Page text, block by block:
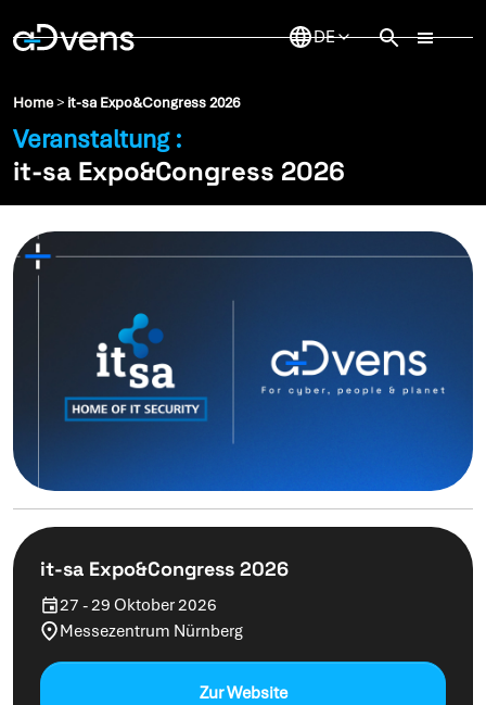
Inhalt
Home> it-sa Expo&Congress 2026
Veranstaltung :
it-sa Expo&Congress 2026
it-sa Expo&Congress 2026
27 - 29 Oktober 2026
Messezentrum Nürnberg
Zur Website